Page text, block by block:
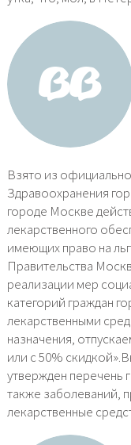
Взято из
Здравоохранения
городе Москве
лекарственного
имеющих право на
Правительства
реализации мер
категорий граждан
лекарственными
назначения,
или с 50%
утвержден перечень
также заболеваний,
лекарственные